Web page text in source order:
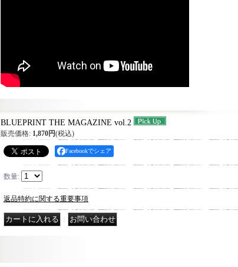
BLUEPRINT THE MAGAZINE vol.2
販売価格: 1,870円(税込)
Facebookでシェア
数量:
返品特約に関する重要事項